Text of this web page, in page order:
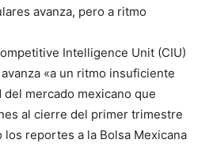
avanza, pero a ritmo
Intelligence Unit (CIU)
«a un ritmo insuficiente
mercado mexicano que
al cierre del primer trimestre
reportes a la Bolsa Mexicana